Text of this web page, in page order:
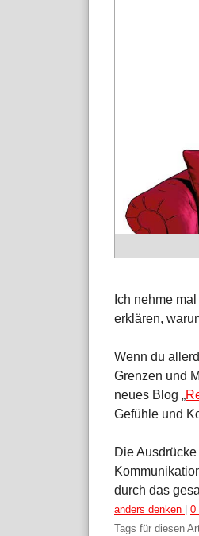
Ich nehme
erklären,
Wenn du
Grenzen und
neues Blog „
Gefühle und
Die Ausdrücke
durch das
Kategorien:
anders denken
0
Tags für diesen